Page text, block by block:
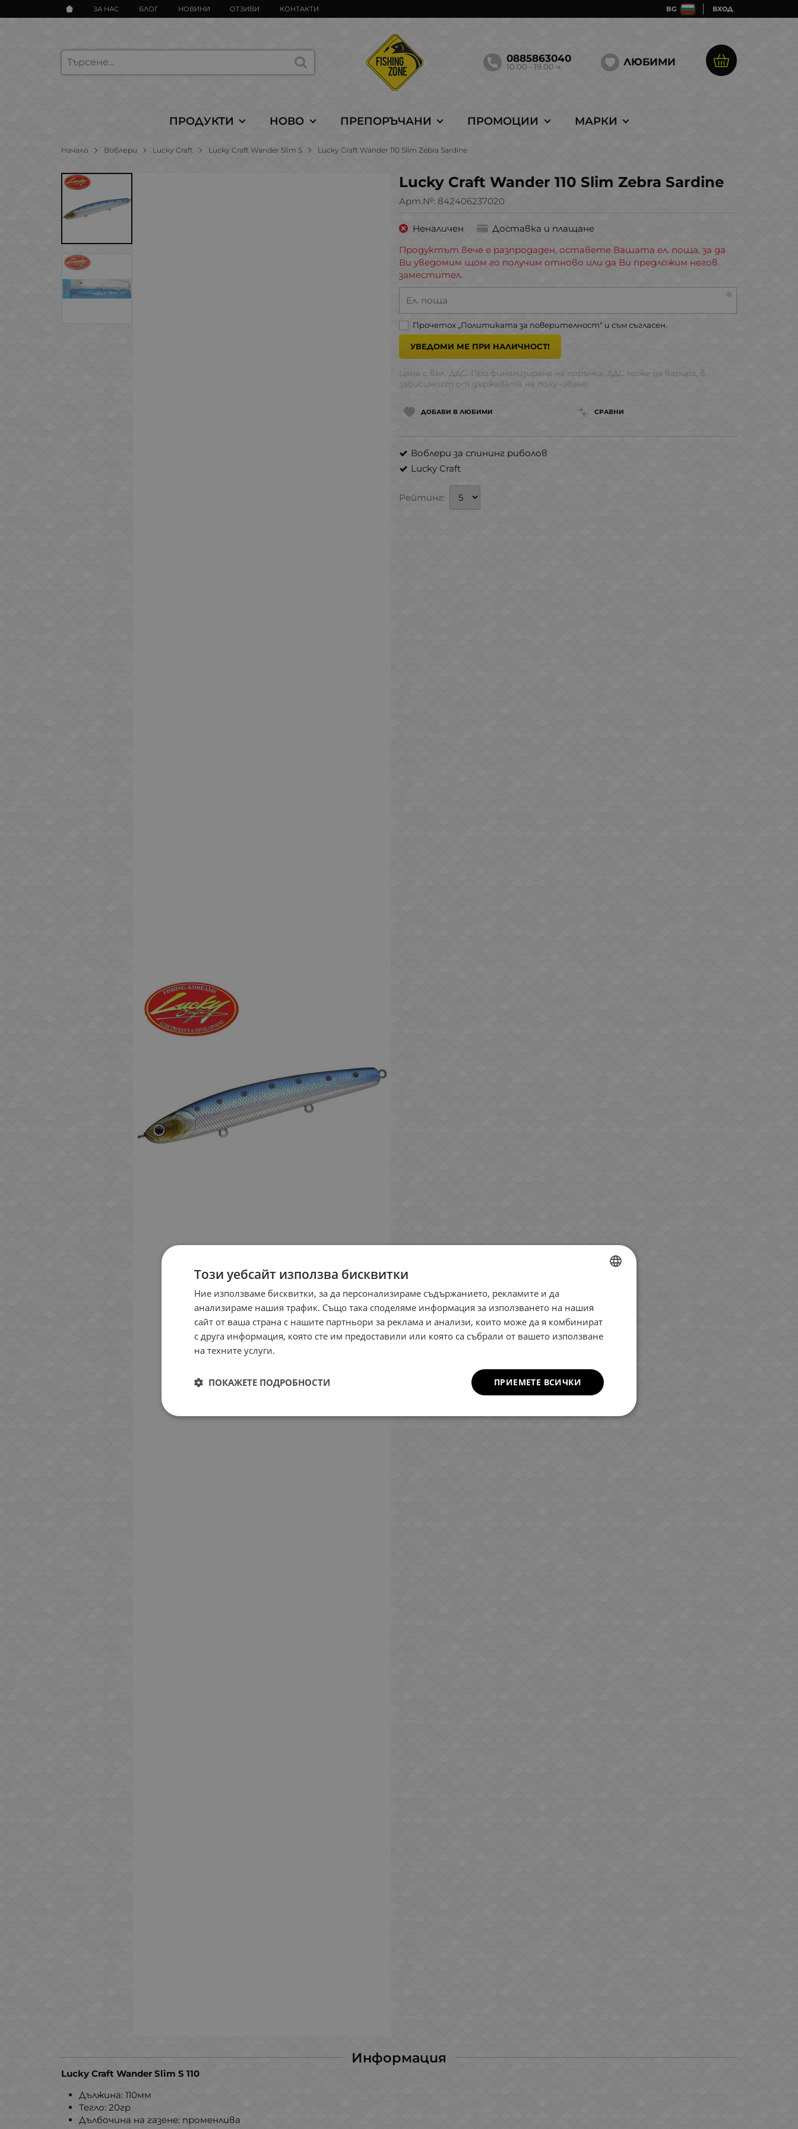
ЗА НАС БЛОГ НОВИНИ ОТЗИВИ КОНТАКТИ BG ВХОД
0885863040
10.00 - 19.00 ч. ЛЮБИМИ
ПРОДУКТИ ПРОМОЦИИ
НОВО ПРЕПОРЪЧАНИ МАРКИ
Начало Воблери Lucky Craft Lucky Craft Wander Slim S Lucky Craft Wander 110 Slim Zebra Sardine
Lucky Craft Wander 110 Slim Zebra Sardine
Арт.№: 842406237020
Неналичен
Доставка и плащане
Продуктът вече е разпродаден, оставете Вашата ел. поща, за да
Ви уведомим щом го получим отново или да Ви предложим негов
заместител.
Ел. поща
Прочетох „Политиката за поверителност“ и съм съгласен.
УВЕДОМИ МЕ ПРИ НАЛИЧНОСТ!
Цена с вкл. ДДС. При финализиране на поръчка, ДДС може да варира, в
зависимост от държавата на получаване.
ДОБАВИ В ЛЮБИМИ СРАВНИ
Воблери за спининг риболов
Lucky Craft
Рейтинг:
Информация
Lucky Craft Wander Slim S 110
Дължина: 110мм
Тегло: 20гр
Дълбочина на газене: променлива
ENGLISH
Този уебсайт използва бисквитки
Ние използваме бисквитки, за да персонализираме съдържанието, рекламите и да
анализираме нашия трафик. Също така споделяме информация за използването на нашия
сайт от ваша страна с нашите партньори за реклама и анализи, които може да я комбинират
с друга информация, която сте им предоставили или която са събрали от вашето използване
на техните услуги.
ПРИЕМЕТЕ ВСИЧКИ
ПОКАЖЕТЕ ПОДРОБНОСТИ